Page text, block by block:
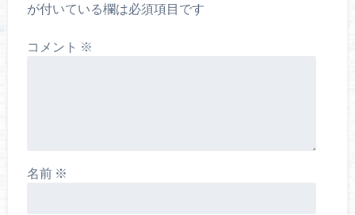
が付いている欄は必須項目です
コメント ※
名前 ※